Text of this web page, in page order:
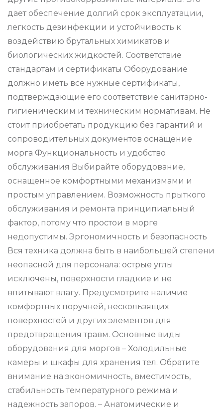
дает обеспечение долгий срок эксплуатации,
легкость дезинфекции и устойчивость к
воздействию брутальных химикатов и
биологических жидкостей. Соответствие
стандартам и сертификаты Оборудование
должно иметь все нужные сертификаты,
подтверждающие его соответствие санитарно-
гигиеническим и техническим нормативам. Не
стоит приобретать продукцию без гарантий и
сопроводительных документов оснащение
морга Функциональность и удобство
обслуживания Выбирайте оборудование,
оснащенное комфортными механизмами и
простым управлением. Возможность прыткого
обслуживания и ремонта принципиальный
фактор, потому что простои в морге
недопустимы. Эргономичность и безопасность
Вся техника должна быть в наибольшей степени
неопасной для персонала: острые углы
исключены, поверхности гладкие и не
впитывают влагу. Предусмотрите наличие
комфортных поручней, нескользящих
поверхностей и других элементов для
предотвращения травм. Основные виды
оборудования для моргов – Холодильные
камеры и шкафы для хранения тел. Обратите
внимание на экономичность, вместимость,
стабильность температурного режима и
надежность запоров. – Анатомические и